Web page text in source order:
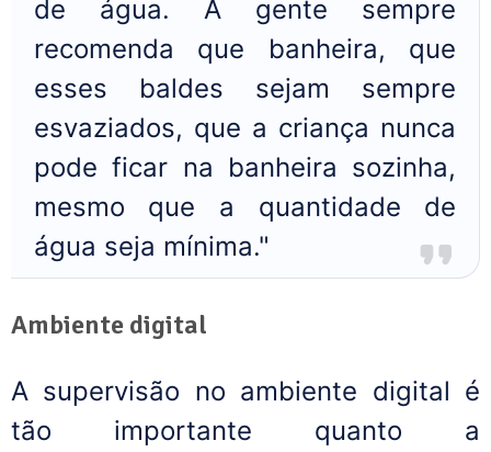
de água. A gente sempre
recomenda que banheira, que
esses baldes sejam sempre
esvaziados, que a criança nunca
pode ficar na banheira sozinha,
mesmo que a quantidade de
água seja mínima."
Ambiente digital
A supervisão no ambiente digital é
tão importante quanto a